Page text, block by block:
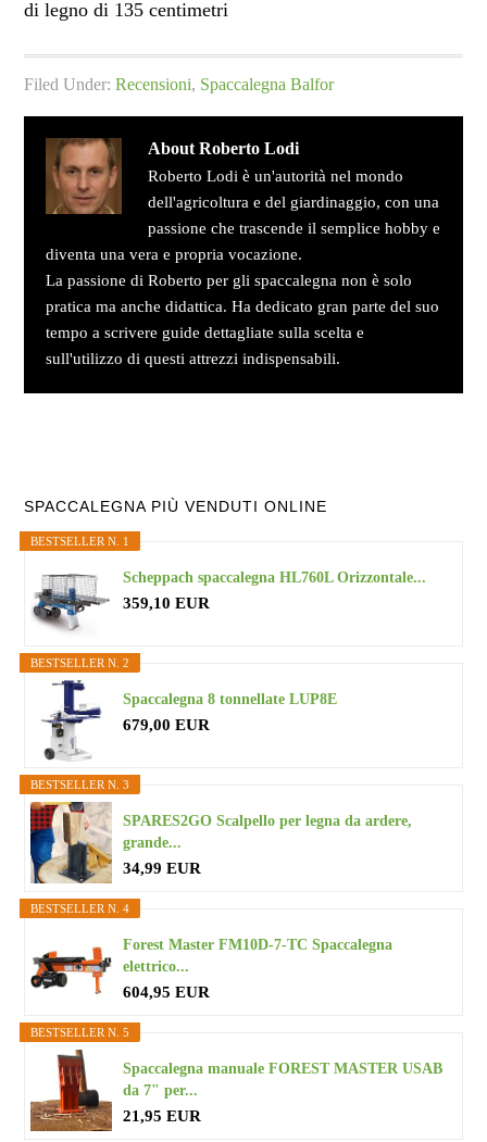
di legno di 135 centimetri
Filed Under:Recensioni, Spaccalegna Balfor
AboutRoberto Lodi
Roberto Lodi è un'autorità nel mondo
dell'agricoltura e del giardinaggio, con una
passione che trascende il semplice hobby e
diventa una vera e propria vocazione.
La passione di Roberto per gli spaccalegna non è solo
pratica ma anche didattica. Ha dedicato gran parte del suo
tempo a scrivere guide dettagliate sulla scelta e
sull'utilizzo di questi attrezzi indispensabili.
Primary
Sidebar
SPACCALEGNA PIÙ VENDUTI ONLINE
BESTSELLER N. 1
Scheppach spaccalegna HL760L Orizzontale...
359,10 EUR
BESTSELLER N. 2
Spaccalegna 8 tonnellate LUP8E
679,00 EUR
BESTSELLER N. 3
SPARES2GO Scalpello per legna da ardere,
grande...
34,99 EUR
BESTSELLER N. 4
Forest Master FM10D-7-TC Spaccalegna
elettrico...
604,95 EUR
BESTSELLER N. 5
Spaccalegna manuale FOREST MASTER USAB
da 7" per...
21,95 EUR